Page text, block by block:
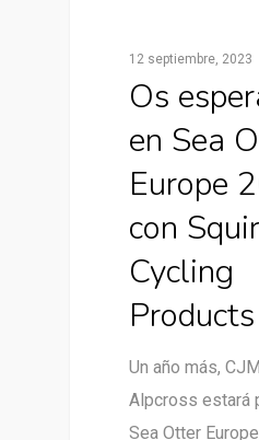
12 septiembre, 2023
Os
en Sea
Europe
con
Cycling
Products
Un año más,
Alpcross estará
Sea Otter